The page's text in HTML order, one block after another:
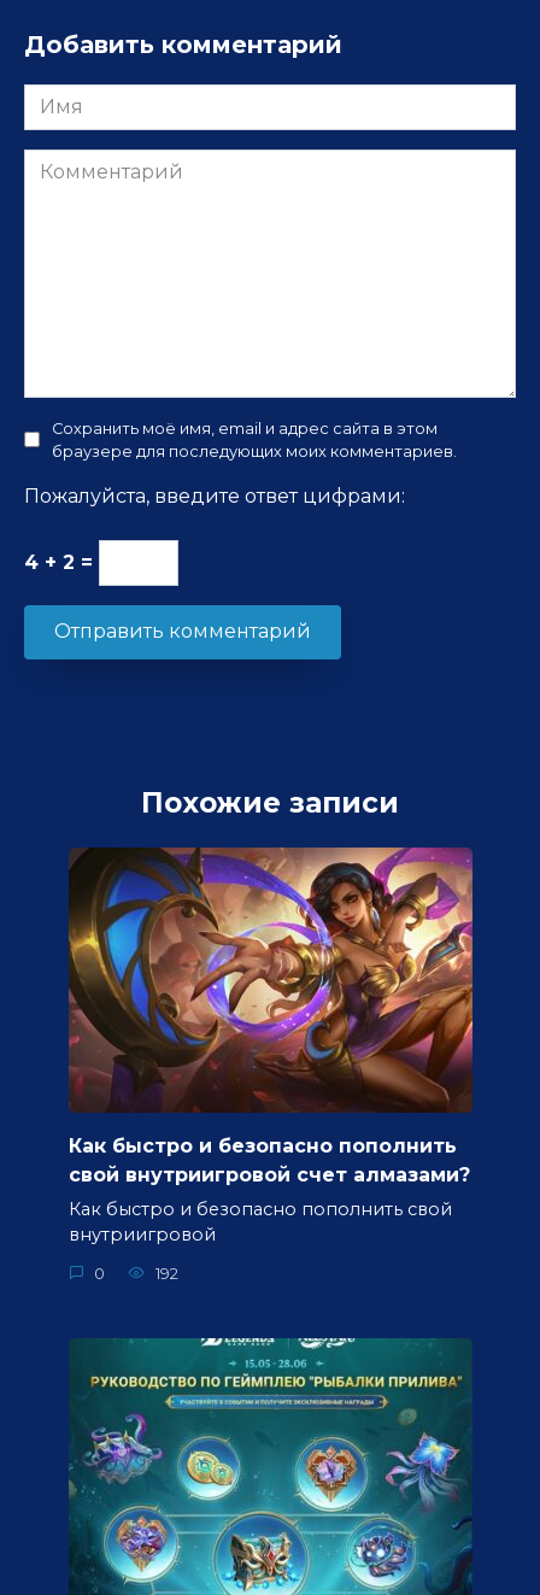
Добавить комментарий
Имя
Комментарий
Сохранить моё имя, email и адрес сайта в этом
браузере для последующих моих комментариев.
Пожалуйста, введите ответ цифрами:
4 + 2 =
Похожие записи
Как быстро и безопасно пополнить
свой внутриигровой счет алмазами?
Как быстро и безопасно пополнить свой
внутриигровой
0 192